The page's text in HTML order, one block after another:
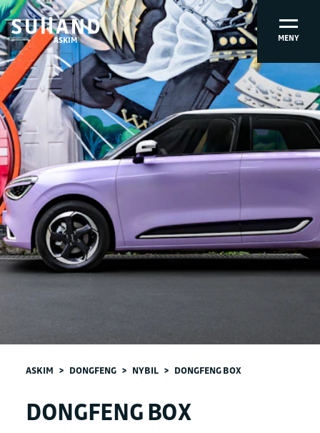
ASKIM MENY
ASKIM > DONGFENG > NYBIL > DONGFENG BOX
DONGFENG BOX